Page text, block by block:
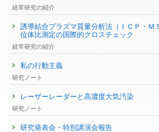
経常研究の紹介
誘導結合プラズマ質量分析法（ＩＣＰ・Ｍ
位体比測定の国際的クロスチェック
経常研究の紹介
私の行動主義
研究ノート
レーザーレーダーと高濃度大気汚染
研究ノート
研究発表会・特別講演会報告